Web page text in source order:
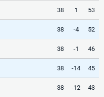
38 1 53
38 -4 52
38 -1 46
38 -14 45
38 -12 43